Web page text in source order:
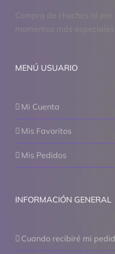
Compra de chuches al
momentos más especiales.
MENÚ USUARIO
Mi Cuenta
Mis Favoritos
Mis Pedidos
INFORMACIÓN GENERAL
Cuando recibiré mi